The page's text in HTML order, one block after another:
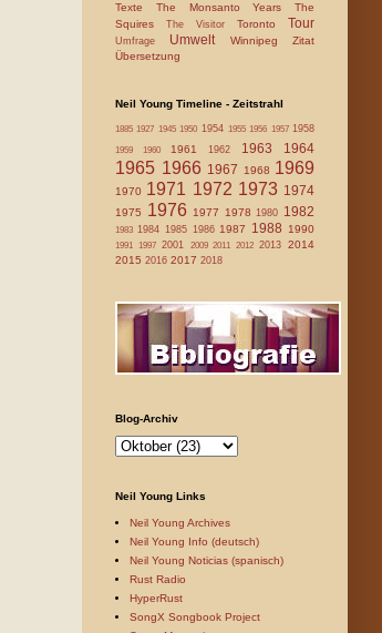
Texte The Monsanto Years The
Squires The Visitor Toronto Tour
Umfrage Umwelt WinnipegZitat
Übersetzung
Neil Young Timeline - Zeitstrahl
18851927 19451950 1954 19551956 1957 1958
1959 1960 1961 1962 1963 1964
1965 1966 1967 1968 1969
1970 1971 1972 1973 1974
1975 1976 1977 19781980 1982
1983 1984 1985 19861987 19881990
1991 1997 2001 20092011201220132014
2015 2016 2017 2018
Blog-Archiv
Neil Young Links
Neil Young Archives
Neil Young Info (deutsch)
Neil Young Noticias (spanisch)
Rust Radio
HyperRust
SongX Songbook Project